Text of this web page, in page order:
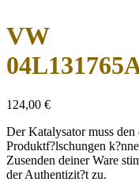
VW
124,00 €
Der Katalysator muss
Produktf?lschungen
Zusenden deiner Ware
der Authentizit?t zu.